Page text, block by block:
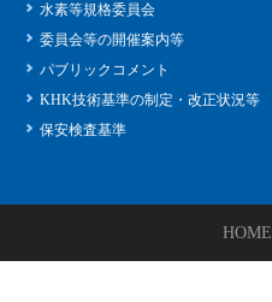
水素等規格委員会
委員会等の開催案内等
パブリックコメント
KHK技術基準の制定・改正状況等
保安検査基準
HOME